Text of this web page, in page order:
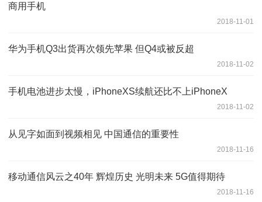
商用手机
2018-11-01
华为手机Q3出货再次领先苹果 但Q4或被反超
2018-11-02
手机电池进步太慢，iPhoneXS续航还比不上iPhoneX
2018-11-02
从见字如面到视频相见 中国通信的重要性
2018-11-16
移动通信风云之40年 辉煌历史 光明未来 5G值得期待
2018-11-16